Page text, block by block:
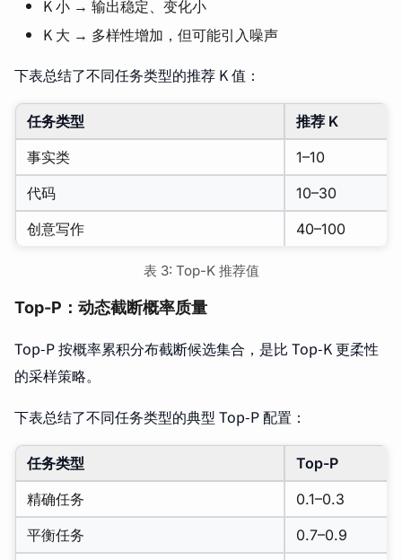
K 小 → 输出稳定、变化小
K 大 → 多样性增加，但可能引入噪声
下表总结了不同任务类型的推荐 K 值：
任务类型
推荐 K
事实类
1–10
代码
10–30
创意写作
40–100
表 3: Top-K 推荐值
Top-P：动态截断概率质量
Top-P 按概率累积分布截断候选集合，是比 Top-K 更柔性
的采样策略。
下表总结了不同任务类型的典型 Top-P 配置：
任务类型
Top-P
精确任务
0.1–0.3
平衡任务
0.7–0.9